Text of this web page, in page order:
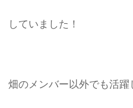
していました！
畑のメンバー以外でも活躍